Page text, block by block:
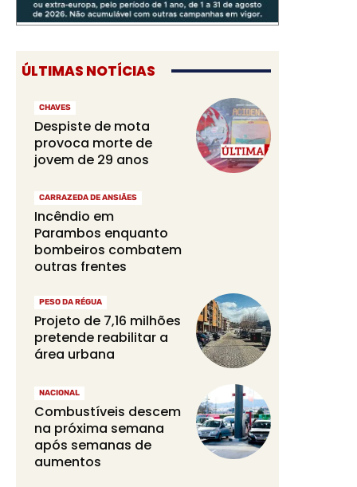
ÚLTIMAS NOTÍCIAS
CHAVES
Despiste de mota
provoca morte de
jovem de 29 anos
CARRAZEDA DE ANSIÃES
Incêndio em
Parambos enquanto
bombeiros combatem
outras frentes
PESO DA RÉGUA
Projeto de 7,16 milhões
pretende reabilitar a
área urbana
NACIONAL
Combustíveis descem
na próxima semana
após semanas de
aumentos